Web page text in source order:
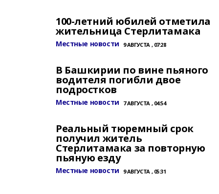
100-летний юбилей отметила
жительница Стерлитамака
Местные новости 9 АВГУСТА , 07:28
В Башкирии по вине пьяного
водителя погибли двое
подростков
Местные новости 7 АВГУСТА , 04:54
Реальный тюремный срок
получил житель
Стерлитамака за повторную
пьяную езду
Местные новости 9 АВГУСТА , 05:31